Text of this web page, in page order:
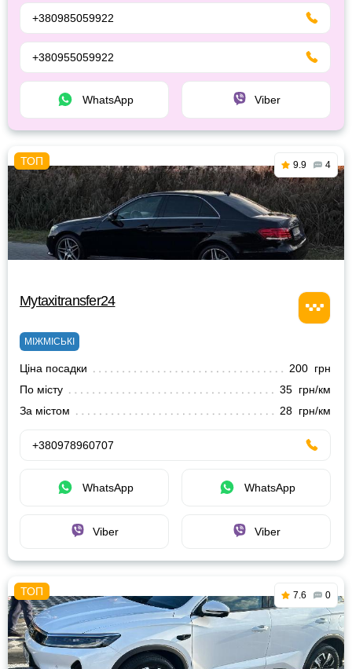
+380985059922
+380955059922
WhatsApp Viber
9.9 4
Mytaxitransfer24
МІЖМІСЬКІ
Ціна посадки
200 грн
По місту
35 грн/км
За містом
28 грн/км
+380978960707
WhatsApp WhatsApp
Viber Viber
7.6 0